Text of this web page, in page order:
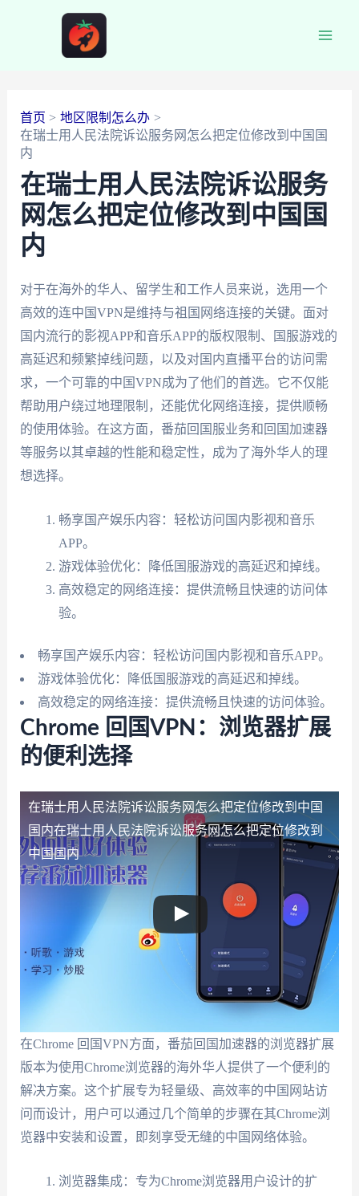
首页
地区限制怎么办
在瑞士用人民法院诉讼服务网怎么把定位修改到中国国
内
在瑞士用人民法院诉讼服务
网怎么把定位修改到中国国
内
对于在海外的华人、留学生和工作人员来说，选用一个
高效的连中国VPN是维持与祖国网络连接的关键。面对
国内流行的影视APP和音乐APP的版权限制、国服游戏的
高延迟和频繁掉线问题，以及对国内直播平台的访问需
求，一个可靠的中国VPN成为了他们的首选。它不仅能
帮助用户绕过地理限制，还能优化网络连接，提供顺畅
的使用体验。在这方面，番茄回国服业务和回国加速器
等服务以其卓越的性能和稳定性，成为了海外华人的理
想选择。
畅享国产娱乐内容：轻松访问国内影视和音乐
APP。
游戏体验优化：降低国服游戏的高延迟和掉线。
高效稳定的网络连接：提供流畅且快速的访问体
验。
畅享国产娱乐内容：轻松访问国内影视和音乐APP。
游戏体验优化：降低国服游戏的高延迟和掉线。
高效稳定的网络连接：提供流畅且快速的访问体验。
Chrome 回国VPN：浏览器扩展
的便利选择
在瑞士用人民法院诉讼服务网怎么把定位修改到中国
国内在瑞士用人民法院诉讼服务网怎么把定位修改到
中国国内
在Chrome 回国VPN方面，番茄回国加速器的浏览器扩展
版本为使用Chrome浏览器的海外华人提供了一个便利的
解决方案。这个扩展专为轻量级、高效率的中国网站访
问而设计，用户可以通过几个简单的步骤在其Chrome浏
览器中安装和设置，即刻享受无缝的中国网络体验。
浏览器集成：专为Chrome浏览器用户设计的扩